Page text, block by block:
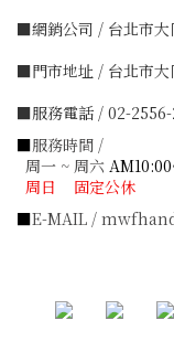
■網銷公司 / 台北市大
■門市地址 / 台北市大
■服務電話 / 02-
■服務時間 /
周一 ~ 周六
周日 固定公休
■E-MAIL /